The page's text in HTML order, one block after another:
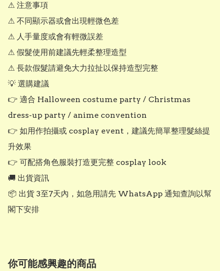
⚠ 注意事項
⚠ 不同顯示器或會出現輕微色差
⚠ 人手量度或會有輕微誤差
⚠ 假髮使用前建議先輕柔整理造型
⚠ 長款假髮請避免大力拉扯以保持造型完整
💡 選購建議
👉 適合 Halloween costume party / Christmas
dress-up party / anime convention
👉 如用作拍攝或 cosplay event，建議先簡單整理髮絲提
升效果
👉 可配搭角色服裝打造更完整 cosplay look
🚚 出貨資訊
📦 出貨 3至7天內，如急用請先 WhatsApp 通知查詢以幫
閣下安排
你可能感興趣的商品